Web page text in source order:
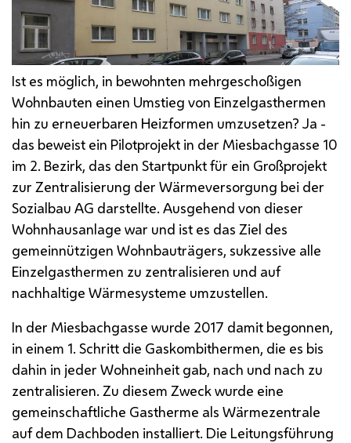
Ist es möglich, in bewohnten mehrgeschoßigen
Wohnbauten einen Umstieg von Einzelgasthermen
hin zu erneuerbaren Heizformen umzusetzen? Ja -
das beweist ein Pilotprojekt in der Miesbachgasse 10
im 2. Bezirk, das den Startpunkt für ein Großprojekt
zur Zentralisierung der Wärmeversorgung bei der
Sozialbau AG darstellte. Ausgehend von dieser
Wohnhausanlage war und ist es das Ziel des
gemeinnützigen Wohnbauträgers, sukzessive alle
Einzelgasthermen zu zentralisieren und auf
nachhaltige Wärmesysteme umzustellen.
In der Miesbachgasse wurde 2017 damit begonnen,
in einem 1. Schritt die Gaskombithermen, die es bis
dahin in jeder Wohneinheit gab, nach und nach zu
zentralisieren. Zu diesem Zweck wurde eine
gemeinschaftliche Gastherme als Wärmezentrale
auf dem Dachboden installiert. Die Leitungsführung